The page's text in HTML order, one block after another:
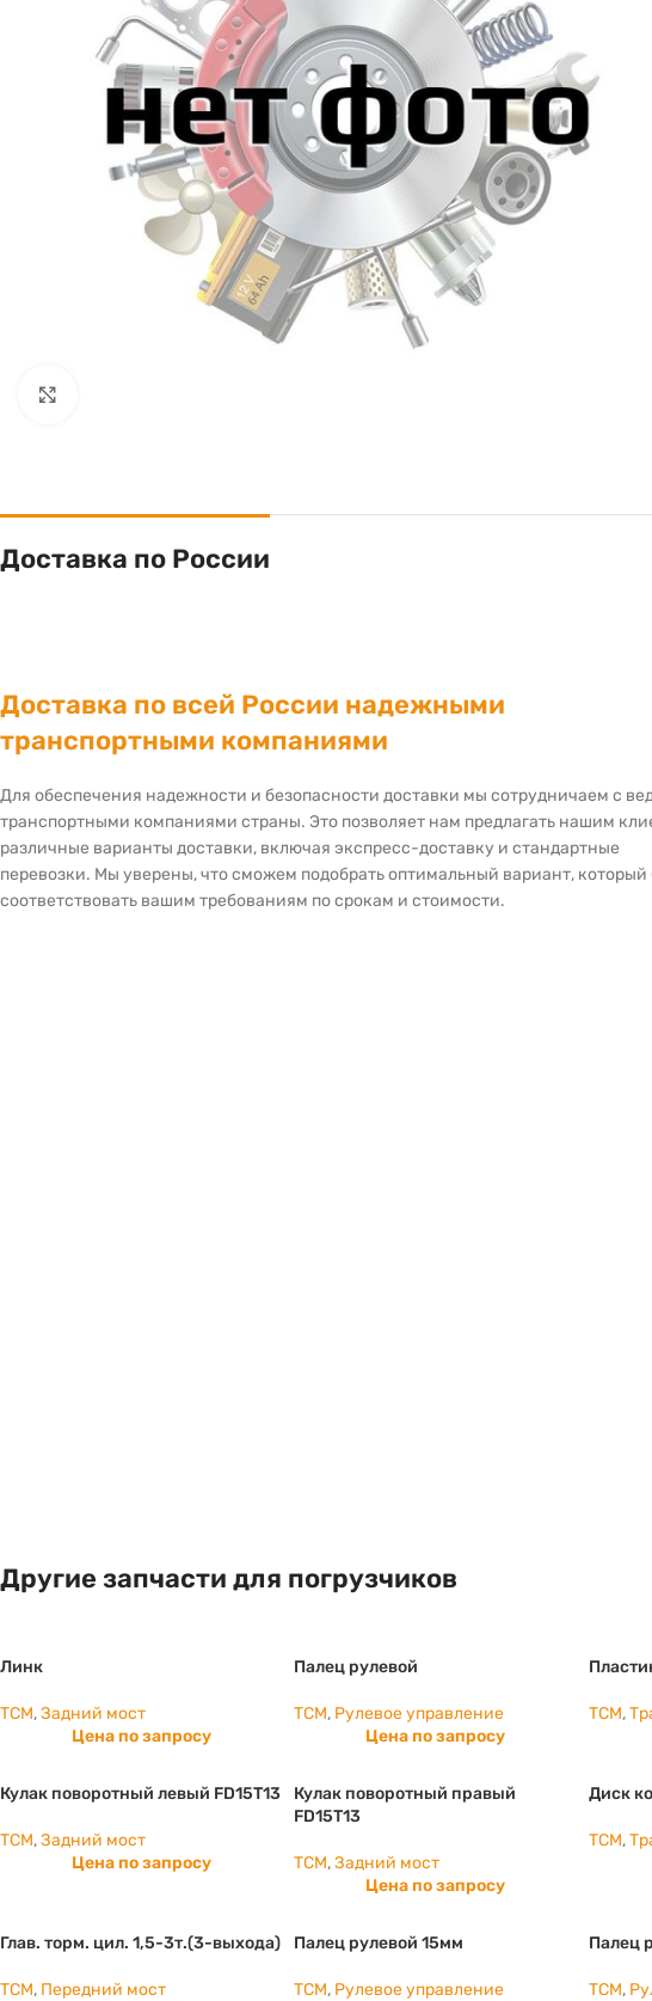
Доставка по России
Доставка по всей России надежными
транспортными компаниями
Для обеспечения надежности и безопасности доставки мы сотрудничаем с
транспортными компаниями страны. Это позволяет нам предлагать нашим
различные варианты доставки, включая экспресс-доставку и стандартные
перевозки. Мы уверены, что сможем подобрать оптимальный вариант, который
соответствовать вашим требованиям по срокам и стоимости.
Другие запчасти для погрузчиков
Линк
TCM,Задний мост
Цена по запросу
Палец рулевой
TCM, Рулевое управление
Цена по запросу
TCM,
Кулак поворотный левый FD15T13
TCM,Задний мост
Цена по запросу
Кулак поворотный правый
FD15T13
TCM,Задний мост
Цена по запросу
Диск
TCM,
Глав. торм. цил. 1,5-3т.(3-выхода)
TCM, Передний мост
Палец рулевой 15мм
TCM, Рулевое управление
Палец
TCM,